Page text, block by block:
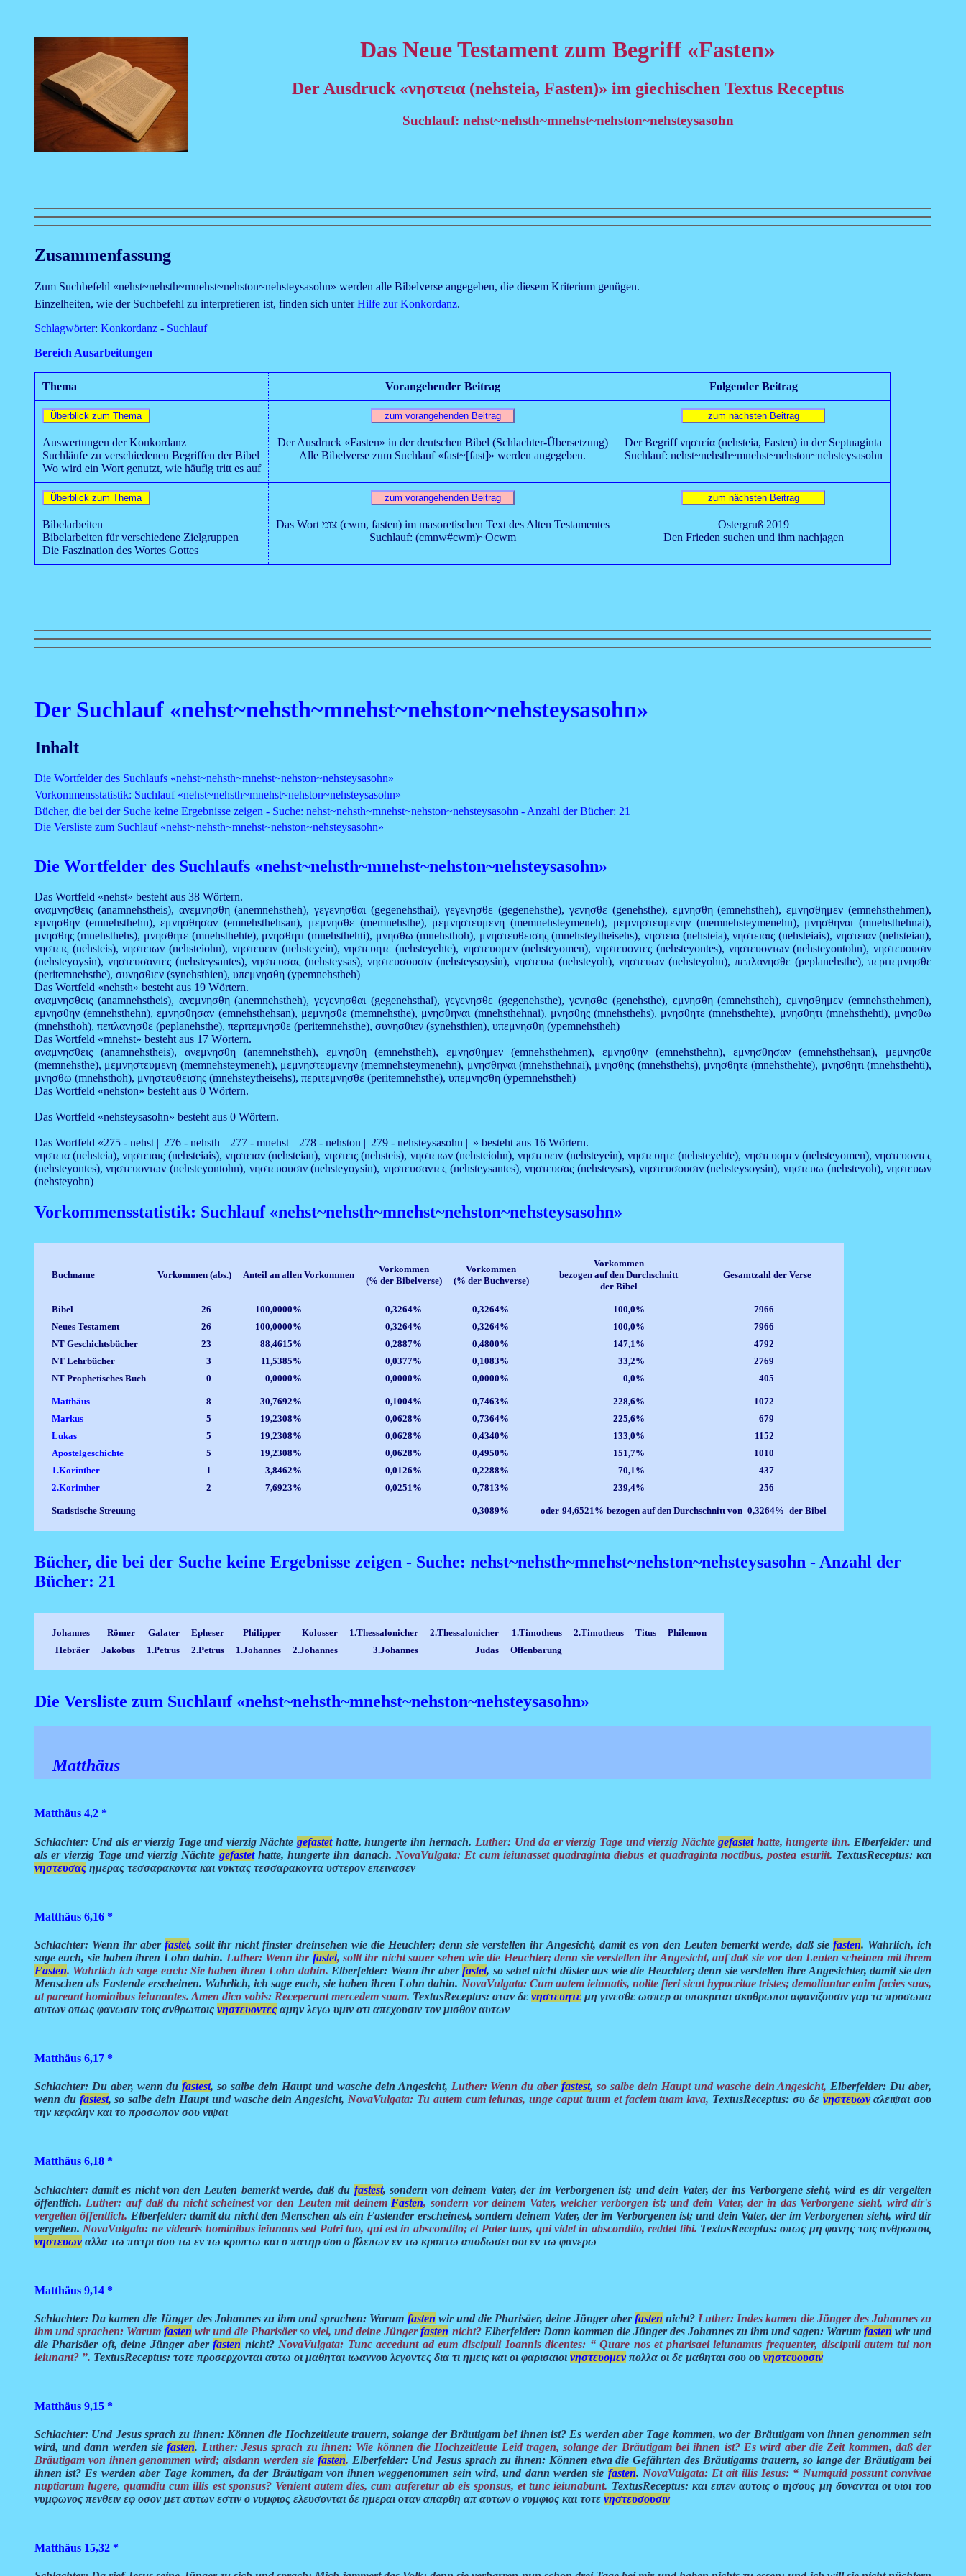
Das Neue Testament zum Begriff «Fasten»
Der Ausdruck «νηστεια (nehsteia, Fasten)» im giechischen Textus Receptus
Suchlauf: nehst~nehsth~mnehst~nehston~nehsteysasohn
Zusammenfassung
Zum Suchbefehl «nehst~nehsth~mnehst~nehston~nehsteysasohn» werden alle Bibelverse angegeben, die diesem Kriterium genügen.
Einzelheiten, wie der Suchbefehl zu interpretieren ist, finden sich unterHilfe zur Konkordanz.
Schlagwörter: Konkordanz- Suchlauf
Bereich Ausarbeitungen
Thema Vorangehender Beitrag Folgender Beitrag
Auswertungen der Konkordanz
Suchläufe zu verschiedenen Begriffen der Bibel
Wo wird ein Wort genutzt, wie häufig tritt es auf
Der Ausdruck «Fasten» in der deutschen Bibel (Schlachter-Übersetzung)
Alle Bibelverse zum Suchlauf «fast~[fast]» werden angegeben.
Der Begriff νηστεία (nehsteia, Fasten) in der Septuaginta
Suchlauf: nehst~nehsth~mnehst~nehston~nehsteysasohn
Bibelarbeiten
Bibelarbeiten für verschiedene Zielgruppen
Die Faszination des Wortes Gottes
Das Wort צומ (cwm, fasten) im masoretischen Text des Alten Testamentes
Suchlauf: (cmnw#cwm)~Ocwm
Ostergruß 2019
Den Frieden suchen und ihm nachjagen
Der Suchlauf «nehst~nehsth~mnehst~nehston~nehsteysasohn»
Inhalt
Die Wortfelder des Suchlaufs «nehst~nehsth~mnehst~nehston~nehsteysasohn»
Vorkommensstatistik: Suchlauf «nehst~nehsth~mnehst~nehston~nehsteysasohn»
Bücher, die bei der Suche keine Ergebnisse zeigen - Suche: nehst~nehsth~mnehst~nehston~nehsteysasohn - Anzahl der Bücher: 21
Die Versliste zum Suchlauf «nehst~nehsth~mnehst~nehston~nehsteysasohn»
Die Wortfelder des Suchlaufs «nehst~nehsth~mnehst~nehston~nehsteysasohn»
Das Wortfeld «nehst» besteht aus 38 Wörtern.
αναμνησθεις (anamnehstheis), ανεμνησθη (anemnehstheh), γεγενησθαι (gegenehsthai), γεγενησθε (gegenehsthe), γενησθε (genehsthe), εμνησθη (emnehstheh), εμνησθημεν (emnehsthehmen),
εμνησθην (emnehsthehn), εμνησθησαν (emnehsthehsan), μεμνησθε (memnehsthe), μεμνηστευμενη (memnehsteymeneh), μεμνηστευμενην (memnehsteymenehn), μνησθηναι (mnehsthehnai),
μνησθης (mnehsthehs), μνησθητε (mnehsthehte), μνησθητι (mnehsthehti), μνησθω (mnehsthoh), μνηστευθεισης (mnehsteytheisehs), νηστεια (nehsteia), νηστειαις (nehsteiais), νηστειαν (nehsteian),
νηστεις (nehsteis), νηστειων (nehsteiohn), νηστευειν (nehsteyein), νηστευητε (nehsteyehte), νηστευομεν (nehsteyomen), νηστευοντες (nehsteyontes), νηστευοντων (nehsteyontohn), νηστευουσιν
(nehsteyoysin), νηστευσαντες (nehsteysantes), νηστευσας (nehsteysas), νηστευσουσιν (nehsteysoysin), νηστευω (nehsteyoh), νηστευων (nehsteyohn), πεπλανησθε (peplanehsthe), περιτεμνησθε
(peritemnehsthe), συνησθιεν (synehsthien), υπεμνησθη (ypemnehstheh)
Das Wortfeld «nehsth» besteht aus 19 Wörtern.
αναμνησθεις (anamnehstheis), ανεμνησθη (anemnehstheh), γεγενησθαι (gegenehsthai), γεγενησθε (gegenehsthe), γενησθε (genehsthe), εμνησθη (emnehstheh), εμνησθημεν (emnehsthehmen),
εμνησθην (emnehsthehn), εμνησθησαν (emnehsthehsan), μεμνησθε (memnehsthe), μνησθηναι (mnehsthehnai), μνησθης (mnehsthehs), μνησθητε (mnehsthehte), μνησθητι (mnehsthehti), μνησθω
(mnehsthoh), πεπλανησθε (peplanehsthe), περιτεμνησθε (peritemnehsthe), συνησθιεν (synehsthien), υπεμνησθη (ypemnehstheh)
Das Wortfeld «mnehst» besteht aus 17 Wörtern.
αναμνησθεις (anamnehstheis), ανεμνησθη (anemnehstheh), εμνησθη (emnehstheh), εμνησθημεν (emnehsthehmen), εμνησθην (emnehsthehn), εμνησθησαν (emnehsthehsan), μεμνησθε
(memnehsthe), μεμνηστευμενη (memnehsteymeneh), μεμνηστευμενην (memnehsteymenehn), μνησθηναι (mnehsthehnai), μνησθης (mnehsthehs), μνησθητε (mnehsthehte), μνησθητι (mnehsthehti),
μνησθω (mnehsthoh), μνηστευθεισης (mnehsteytheisehs), περιτεμνησθε (peritemnehsthe), υπεμνησθη (ypemnehstheh)
Das Wortfeld «nehston» besteht aus 0 Wörtern.
Das Wortfeld «nehsteysasohn» besteht aus 0 Wörtern.
Das Wortfeld «275 - nehst || 276 - nehsth || 277 - mnehst || 278 - nehston || 279 - nehsteysasohn || » besteht aus 16 Wörtern.
νηστεια (nehsteia), νηστειαις (nehsteiais), νηστειαν (nehsteian), νηστεις (nehsteis), νηστειων (nehsteiohn), νηστευειν (nehsteyein), νηστευητε (nehsteyehte), νηστευομεν (nehsteyomen), νηστευοντες
(nehsteyontes), νηστευοντων (nehsteyontohn), νηστευουσιν (nehsteyoysin), νηστευσαντες (nehsteysantes), νηστευσας (nehsteysas), νηστευσουσιν (nehsteysoysin), νηστευω (nehsteyoh), νηστευων
(nehsteyohn)
Vorkommensstatistik: Suchlauf «nehst~nehsth~mnehst~nehston~nehsteysasohn»
Buchname Vorkommen (abs.) Anteil an allen Vorkommen
Vorkommen
(% der Bibelverse)
Vorkommen
(% der Buchverse)
Vorkommen
bezogen auf den Durchschnitt
der Bibel
Gesamtzahl der Verse
Bibel 26 100,0000% 0,3264% 0,3264% 100,0%
7966
Neues Testament
26 100,0000% 0,3264% 0,3264% 100,0%
7966
NT Geschichtsbücher
23 88,4615% 0,2887% 0,4800% 147,1%
4792
NT Lehrbücher
3 11,5385% 0,0377% 0,1083% 33,2%
2769
NT Prophetisches Buch
0 0,0000% 0,0000% 0,0000% 0,0% 405
Matthäus 8 30,7692% 0,1004% 0,7463% 228,6%
1072
Markus
5 19,2308% 0,0628% 0,7364% 225,6%
679
Lukas
5 19,2308% 0,0628% 0,4340% 133,0%
1152
Apostelgeschichte
5 19,2308% 0,0628% 0,4950% 151,7%
1010
1.Korinther
1 3,8462% 0,0126% 0,2288% 70,1%
437
2.Korinther
2 7,6923% 0,0251% 0,7813% 239,4% 256
Statistische Streuung 0,3089% oder 94,6521% bezogen auf den Durchschnitt von 0,3264% der Bibel
Bücher, die bei der Suche keine Ergebnisse zeigen - Suche: nehst~nehsth~mnehst~nehston~nehsteysasohn - Anzahl der
Bücher: 21
Johannes Römer Galater Epheser Philipper Kolosser 1.Thessalonicher 2.Thessalonicher 1.Timotheus 2.Timotheus Titus
Philemon
Hebräer
Jakobus 1.Petrus 2.Petrus 1.Johannes 2.Johannes 3.Johannes Judas Offenbarung
Die Versliste zum Suchlauf «nehst~nehsth~mnehst~nehston~nehsteysasohn»
Matthäus
Matthäus 4,2 *
Schlachter: Und als er vierzig Tage und vierzig Nächtegefastethatte, hungerte ihn hernach. Luther: Und da er vierzig Tage und vierzig Nächtegefastethatte, hungerte ihn. Elberfelder: und
als er vierzig Tage und vierzig Nächte gefastethatte, hungerte ihn danach. NovaVulgata: Et cum ieiunasset quadraginta diebus et quadraginta noctibus, postea esuriit. TextusReceptus: και
νηστευσαςημερας τεσσαρακοντα και νυκτας τεσσαρακοντα υστερον επεινασεν
Matthäus 6,16 *
Schlachter: Wenn ihr aberfastet, sollt ihr nicht finster dreinsehen wie die Heuchler; denn sie verstellen ihr Angesicht, damit es von den Leuten bemerkt werde, daß siefasten. Wahrlich, ich
sage euch, sie haben ihren Lohn dahin. Luther: Wenn ihr fastet, sollt ihr nicht sauer sehen wie die Heuchler; denn sie verstellen ihr Angesicht, auf daß sie vor den Leuten scheinen mit ihrem
Fasten. Wahrlich ich sage euch: Sie haben ihren Lohn dahin. Elberfelder: Wenn ihr aberfastet, so sehet nicht düster aus wie die Heuchler; denn sie verstellen ihre Angesichter, damit sie den
Menschen als Fastende erscheinen. Wahrlich, ich sage euch, sie haben ihren Lohn dahin. NovaVulgata: Cum autem ieiunatis, nolite fieri sicut hypocritae tristes; demoliuntur enim facies suas,
ut pareant hominibus ieiunantes. Amen dico vobis: Receperunt mercedem suam. TextusReceptus: οταν δενηστευητε μη γινεσθε ωσπερ οι υποκριται σκυθρωποι αφανιζουσιν γαρ τα προσωπα
αυτων οπως φανωσιν τοις ανθρωποις νηστευοντεςαμην λεγω υμιν οτι απεχουσιν τον μισθον αυτων
Matthäus 6,17 *
Schlachter: Du aber, wenn dufastest, so salbe dein Haupt und wasche dein Angesicht, Luther: Wenn du aberfastest, so salbe dein Haupt und wasche dein Angesicht, Elberfelder: Du aber,
wenn du fastest, so salbe dein Haupt und wasche dein Angesicht, NovaVulgata: Tu autem cum ieiunas, unge caput tuum et faciem tuam lava, TextusReceptus: συ δε νηστευωναλειψαι σου
την κεφαλην και το προσωπον σου νιψαι
Matthäus 6,18 *
Schlachter: damit es nicht von den Leuten bemerkt werde, daß du fastest, sondern von deinem Vater, der im Verborgenen ist; und dein Vater, der ins Verborgene sieht, wird es dir vergelten
öffentlich. Luther: auf daß du nicht scheinest vor den Leuten mit deinem Fasten, sondern vor deinem Vater, welcher verborgen ist; und dein Vater, der in das Verborgene sieht, wird dir's
vergelten öffentlich. Elberfelder: damit du nicht den Menschen als ein Fastender erscheinest, sondern deinem Vater, der im Verborgenen ist; und dein Vater, der im Verborgenen sieht, wird dir
vergelten. NovaVulgata: ne videaris hominibus ieiunans sed Patri tuo, qui est in abscondito; et Pater tuus, qui videt in abscondito, reddet tibi. TextusReceptus: οπως μη φανης τοις ανθρωποις
νηστευωναλλα τω πατρι σου τω εν τω κρυπτω και ο πατηρ σου ο βλεπων εν τω κρυπτω αποδωσει σοι εν τω φανερω
Matthäus 9,14 *
Schlachter: Da kamen die Jünger des Johannes zu ihm und sprachen: Warum fasten wir und die Pharisäer, deine Jünger aberfasten nicht? Luther: Indes kamen die Jünger des Johannes zu
ihm und sprachen: Warumfasten wir und die Pharisäer so viel, und deine Jüngerfasten nicht? Elberfelder: Dann kommen die Jünger des Johannes zu ihm und sagen: Warumfasten wir und
die Pharisäer oft, deine Jünger aberfasten nicht? NovaVulgata: Tunc accedunt ad eum discipuli Ioannis dicentes: “ Quare nos et pharisaei ieiunamus frequenter, discipuli autem tui non
ieiunant? ”. TextusReceptus: τοτε προσερχονται αυτω οι μαθηται ιωαννου λεγοντες δια τι ημεις και οι φαρισαιοι νηστευομενπολλα οι δε μαθηται σου ου νηστευουσιν
Matthäus 9,15 *
Schlachter: Und Jesus sprach zu ihnen: Können die Hochzeitleute trauern, solange der Bräutigam bei ihnen ist? Es werden aber Tage kommen, wo der Bräutigam von ihnen genommen sein
wird, und dann werden siefasten. Luther: Jesus sprach zu ihnen: Wie können die Hochzeitleute Leid tragen, solange der Bräutigam bei ihnen ist? Es wird aber die Zeit kommen, daß der
Bräutigam von ihnen genommen wird; alsdann werden sie fasten. Elberfelder: Und Jesus sprach zu ihnen: Können etwa die Gefährten des Bräutigams trauern, so lange der Bräutigam bei
ihnen ist? Es werden aber Tage kommen, da der Bräutigam von ihnen weggenommen sein wird, und dann werden sie fasten. NovaVulgata: Et ait illis Iesus: “ Numquid possunt convivae
nuptiarum lugere, quamdiu cum illis est sponsus? Venient autem dies, cum auferetur ab eis sponsus, et tunc ieiunabunt. TextusReceptus: και ειπεν αυτοις ο ιησους μη δυνανται οι υιοι του
νυμφωνος πενθειν εφ οσον μετ αυτων εστιν ο νυμφιος ελευσονται δε ημεραι οταν απαρθη απ αυτων ο νυμφιος και τοτε νηστευσουσιν
Matthäus 15,32 *